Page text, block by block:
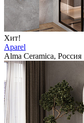
Хит!
Aparel
Alma Ceramica, Россия